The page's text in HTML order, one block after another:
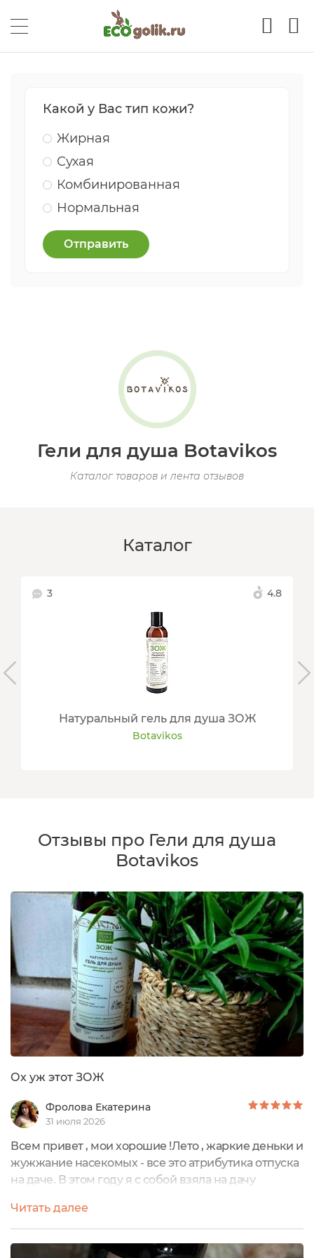
Какой у Вас тип кожи?
Жирная
Сухая
Комбинированная
Нормальная
Отправить
Гели для душа Botavikos
Каталог товаров и лента отзывов
Каталог
3 4.8
Натуральный гель для душа ЗОЖ
Botavikos
Отзывы про Гели для душа
Botavikos
Ох уж этот ЗОЖ
Фролова Екатерина
31 июля 2026
Всем привет , мои хорошие !Лето , жаркие деньки и
жужжание насекомых - все это атрибутика отпуска
на даче. В этом году я с собой взяла на дачу
химозной отдушки или яркой краски.Почему то
именно в городе мне нравятся яркие и химозные
отдушки,а вот за городом в бане хочется только
Читать далее